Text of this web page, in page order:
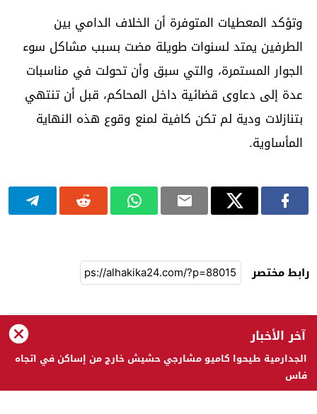
وتؤكد المعطيات المتوفرة أن الخلاف الدامي بين
الطرفين يمتد لسنوات طويلة مضت بسبب مشاكل سوء
الجوار المستمرة، والتي سبق وأن تحولت في مناسبات
عدة إلى دعاوى قضائية داخل المحاكم، قبل أن تنتهي
بتنازلات ودية لم تكن كافية لمنع وقوع هذه النهاية
المأساوية.
رابط مختصر
الحقيقة 24آخر الأخبار
الجدارمية طيحوا كاميو مشارجي حشيش خارج من إساكن في اتجاه
فاس